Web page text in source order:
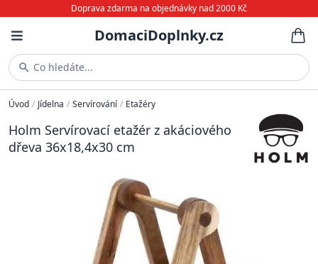
Doprava zdarma na objednávky nad 2000 Kč
DomaciDoplnky.cz
Co hledáte...
Úvod / Jídelna / Servírování / Etažéry
Holm Servírovací etažér z akáciového
dřeva 36x18,4x30 cm